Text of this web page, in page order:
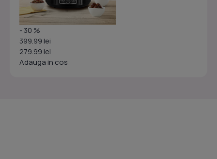
- 30 %
399.99 lei
279.99 lei
Adauga in cos